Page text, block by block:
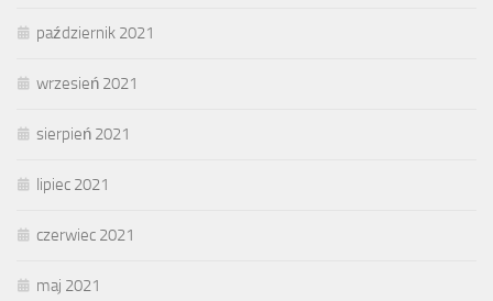
październik 2021
wrzesień 2021
sierpień 2021
lipiec 2021
czerwiec 2021
maj 2021